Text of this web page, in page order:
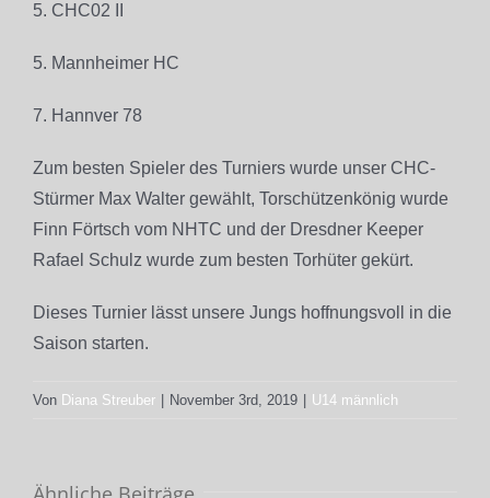
5. CHC02 II
5. Mannheimer HC
7. Hannver 78
Zum besten Spieler des Turniers wurde unser CHC-
Stürmer Max Walter gewählt, Torschützenkönig wurde
Finn Förtsch vom NHTC und der Dresdner Keeper
Rafael Schulz wurde zum besten Torhüter gekürt.
Dieses Turnier lässt unsere Jungs hoffnungsvoll in die
Saison starten.
Von Diana Streuber November 3rd, 2019 U14 männlich